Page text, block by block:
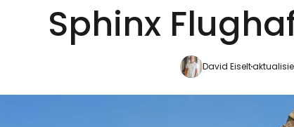
Sphinx
David Eiselt